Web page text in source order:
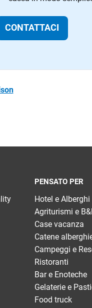
CONTATTACI
PENSATO PER
Hotel e Alberghi
Agriturismi e
Case vacanza
Catene
Campeggi e
Ristoranti
Bar e Enoteche
Gelaterie e
Food truck